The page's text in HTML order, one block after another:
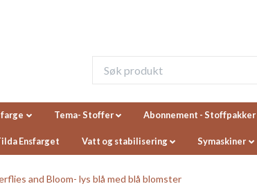
Tema- Stoffer Abonnement - Stoffpakker
Ensfarget Vatt og stabilisering Symaskiner
and Bloom- lys blå med blå blomster